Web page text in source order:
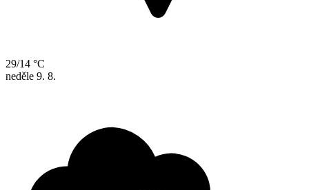
29/14 °C
neděle 9. 8.